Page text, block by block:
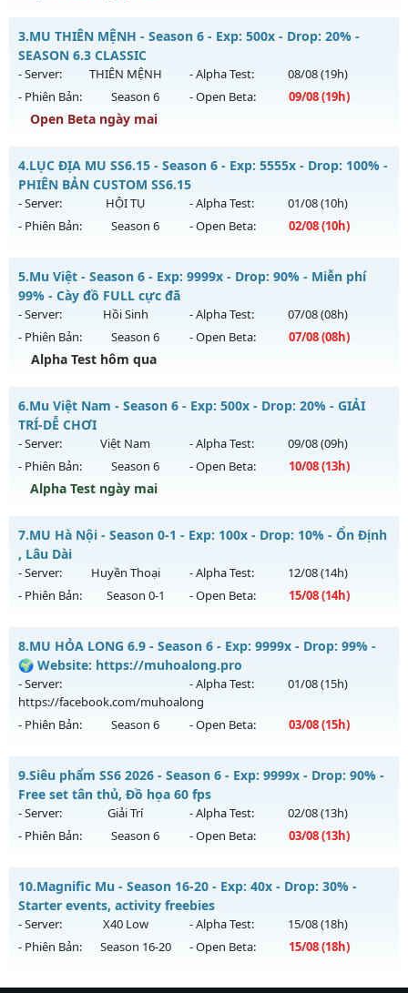
Thể loại: Mu Nguyên bản Webzen
Antihack: XShield
Luminous Mu - Unique resets system, freebies!
Mu mới ra tháng 08 2026 - Mở máy chủ
19h ngày 09/08/2626
Exp: 100x - Drop: 30%
Kiểu reset: Reset In Game
Antihack: Yes
3.MU THIÊN MỆNH - Season 6 - Exp: 500x - Drop: 20% -
SEASON 6.3 CLASSIC
- Server: THIÊN MỆNH - Alpha Test: 08/08(19h)
- Phiên Bản:
Season 6 - Open Beta: 09/08(19h)
Open Beta ngày mai
Mu mới ra tháng 08 2026 - Mở máy chủ
19h ngày 09/08/2626
Exp: 500x - Drop: 20%
Thể loại: Mu Nguyên bản Webzen
Antihack: Antihack chạy bằng cơm
4.LỤC ĐỊA MU SS6.15 - Season 6 - Exp: 5555x - Drop: 100% -
PHIÊN BẢN CUSTOM SS6.15
- Server: HỘI TỤ - Alpha Test: 01/08(10h)
- Phiên Bản:
Season 6 - Open Beta: 02/08(10h)
LỤC ĐỊA MU SS6.15 - PHIÊN BẢN CUSTOM SS6.15
Mu mới ra tháng 08 2026 - Mở máy chủ
ngày 02/08/2626
Exp: 5555x - Drop: 100%
Kiểu reset: Reset In Game
Antihack: SPK
5.Mu Việt - Season 6 - Exp: 9999x - Drop: 90% - Miễn phí
99% - Cày đồ FULL cực đã
- Server: Hồi Sinh - Alpha Test: 07/08(08h)
- Phiên Bản:
Season 6 - Open Beta: 07/08(08h)
Alpha Test hôm qua
Mu Việt - Miễn phí 99% - Cày đồ FULL cực đã
Mu mới ra tháng 08 2026 - Mở máy chủ
ngày 07/08/2626
Exp: 9999x - Drop: 90%
Kiểu reset: Reset In Game
Antihack: ICMPROTECT ✅ 🔴 ✨ ⚡️
6.Mu Việt Nam - Season 6 - Exp: 500x - Drop: 20% - GIẢI
TRÍ-DỄ CHƠI
- Server: Việt Nam - Alpha Test: 09/08(09h)
- Phiên Bản:
Season 6 - Open Beta: 10/08(13h)
Alpha Test ngày mai
Mu Việt Nam - GIẢI TRÍ-DỄ CHƠI
Mu mới ra tháng 08 2026 - Mở máy chủ
ngày 10/08/2626
Exp: 500x - Drop: 20%
Thể loại: Mu Nguyên bản Webzen
Antihack: PRO
7.MU Hà Nội - Season 0-1 - Exp: 100x - Drop: 10% - Ổn Định
, Lâu Dài
- Server: Huyền Thoại - Alpha Test: 12/08(14h)
- Phiên Bản:
Season 0-1 - Open Beta: 15/08(14h)
MU Hà Nội - Ổn Định , Lâu Dài
Mu mới ra tháng 08 2026 - Mở máy chủ
14h ngày 15/08/2626
Exp: 100x - Drop: 10%
Antihack: ICM
8.MU HỎA LONG 6.9 - Season 6 - Exp: 9999x - Drop: 99% -
🌍 Website: https://muhoalong.pro
- Server:
https://facebook.com/muhoalong
- Alpha Test: 01/08(15h)
- Phiên Bản: Season 6 - Open Beta: 03/08(15h)
MU HỎA LONG 6.9 - 🌍 Website: https://muhoalong.pro
Mu mới ra tháng 08 2026 - Mở máy chủ
https://facebook.com/muhoalongvào 15h ngày
03/08/2626
Kiểu reset: Non Reset
Thể loại: Mu Nguyên bản Webzen
Antihack: XShield
9.Siêu phẩm SS6 2026 - Season 6 - Exp: 9999x - Drop: 90% -
Free set tân thủ, Đồ họa 60 fps
- Server: Giải Trí - Alpha Test: 02/08(13h)
- Phiên Bản:
Season 6 - Open Beta: 03/08(13h)
Mu mới ra tháng 08 2026 - Mở máy chủ
ngày 03/08/2626
Exp: 9999x - Drop: 90%
10.Magnific Mu - Season 16-20 - Exp: 40x - Drop: 30% -
Starter events, activity freebies
- Server: X40 Low - Alpha Test: 15/08(18h)
- Phiên Bản:
Season 16-20 - Open Beta: 15/08(18h)
Magnific Mu - Starter events, activity freebies